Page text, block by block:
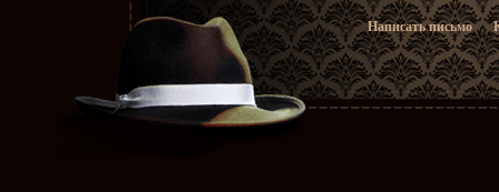
Написать письмо